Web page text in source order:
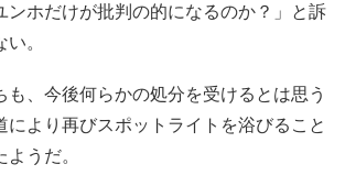
ンホだけが批判の的になるのか？」と訴
。
も、今後何らかの処分を受けるとは思う
により再びスポットライトを浴びること
うだ。